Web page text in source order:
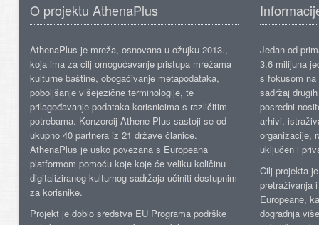
O projektu AthenaPlus
AthenaPlus je mreža, osnovana u ožujku 2013.,
koja ima za cilj omogućavanje pristupa mrežama
kulturne baštine, obogaćivanje metapodataka,
poboljšanje višejezične terminologije, te
prilagođavanje podataka korisnicima s različitim
potrebama. Konzorcij Athene Plus sastoji se od
ukupno 40 partnera iz 21 države članice.
AthenaPlus je usko povezana s Europeana
platformom pomoću koje koje će veliku količinu
digitaliziranog kulturnog sadržaja učiniti dostupnim
za korisnike.
Projekt je dobio sredstva EU Programa podrške
Jedan od
3,6 milijuna
s fokusom
sadržaj
posredni
arhivi,
organizacije,
uključen i
Cilj projekta
pretraživanja
Europeane,
dogradnja